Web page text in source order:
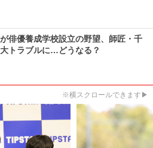
俳優養成学校設立の野望、師匠・千
トラブルに…どうなる？
※横スクロールできます▶